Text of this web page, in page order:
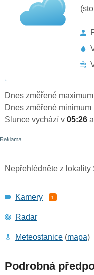
Dnes změřené maximum
Dnes změřené minimum
Slunce vychází v 05:26
Nepřehlédněte z lokality
Kamery 1
Radar
Meteostanice (mapa)
Podrobná